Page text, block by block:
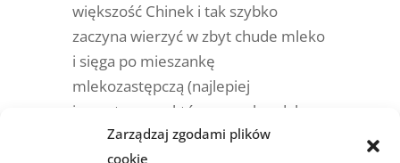
Zarządzaj zgodami plików
cookie
większość Chinek i tak szybko
zaczyna wierzyć w zbyt chude mleko
i sięga po mieszankę
mlekozastępczą (najlepiej
importowaną, która – po skandalu
wokół toksycznego mleka